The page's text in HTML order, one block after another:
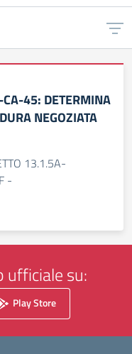
45: DETERMINA
NEGOZIATA
13.1.5A-
-
ufficiale su:
Play Store